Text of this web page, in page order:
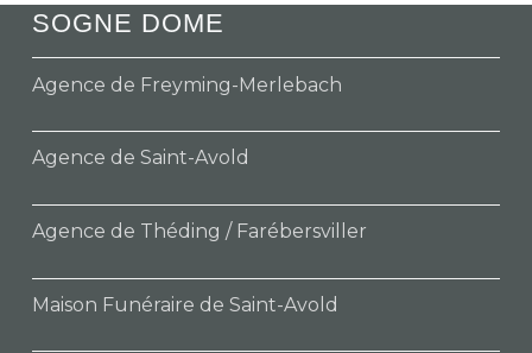
SOGNE DOME
Agence de Freyming-Merlebach
Agence de Saint-Avold
Agence de Théding / Farébersviller
Maison Funéraire de Saint-Avold